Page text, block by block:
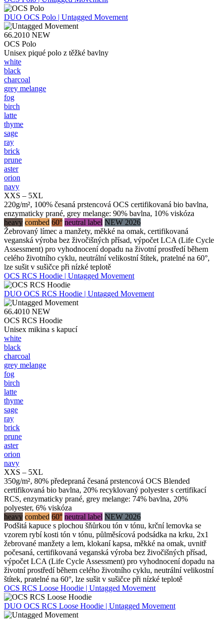
DUO OCS Polo | Untagged Movement
66.2010 NEW
OCS Polo
Unisex piqué polo z těžké bavlny
white
black
charcoal
grey melange
fog
birch
latte
thyme
sage
ray
brick
prune
aster
orion
navy
XXS – 5XL
220g/m², 100% česaná prstencová OCS certifikovaná bio bavlna,
enzymaticky prané, grey melange: 90% bavlna, 10% viskóza
heavy combed 60° neutral label NEW 2026
Žebrovaný límec a manžety, měkké na omak, certifikovaná
veganská výroba bez živočišných přísad, výpočet LCA (Life Cycle
Assessment) pro vyhodnocení dopadu na životní prostředí během
celého životního cyklu, neutrální velikostní štítek, pratelné na 60°,
lze sušit v sušičce při nízké teplotě
OCS RCS Hoodie | Untagged Movement
DUO OCS RCS Hoodie | Untagged Movement
66.4010 NEW
OCS RCS Hoodie
Unisex mikina s kapucí
white
black
charcoal
grey melange
fog
birch
latte
thyme
sage
ray
brick
prune
aster
orion
navy
XXS – 5XL
350g/m², 80% předepraná česaná prstencová OCS Blended
certifikovaná bio bavlna, 20% recyklovaný polyester s certifikací
RCS, enzymaticky prané, grey melange: 74% bavlna, 20%
polyester, 6% viskóza
heavy combed 60° neutral label NEW 2026
Podšitá kapuce s plochou šňůrkou tón v tónu, krční lemovka se
vzorem rybí kosti tón v tónu, půlměsícová podsádka na krku, 2x1
žebrované manžety a lem, klokaní kapsa, měkké na omak, uvnitř
počesaná, certifikovaná veganská výroba bez živočišných přísad,
výpočet LCA (Life Cycle Assessment) pro vyhodnocení dopadu na
životní prostředí během celého životního cyklu, neutrální velikostní
štítek, pratelné na 60°, lze sušit v sušičce při nízké teplotě
OCS RCS Loose Hoodie | Untagged Movement
DUO OCS RCS Loose Hoodie | Untagged Movement